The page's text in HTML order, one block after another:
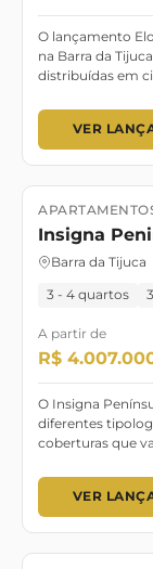
O lançamento
na Barra da
distribuídas em
VER
Lançamento
Insigna
Barra da Tijuca
3 - 4 quartos
A partir de
R$
O Insigna
diferentes
coberturas que
VER